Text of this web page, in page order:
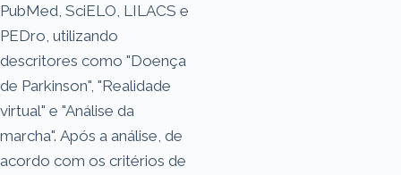
PubMed, SciELO, LILACS e
PEDro, utilizando
descritores como "Doença
de Parkinson", "Realidade
virtual" e "Análise da
marcha". Após a análise, de
acordo com os critérios de